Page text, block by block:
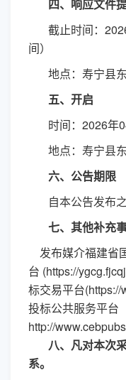
四、响应文件
截止时间：
间）
地点：寿宁县
五、开启
时间： 2026年0
地点：寿宁县
六、公告期限
自本公告发布
七、其他补充
发布媒介福建省
台 (https://
标交易平台
投标公共服务平台
http://
八、凡对本次
系。